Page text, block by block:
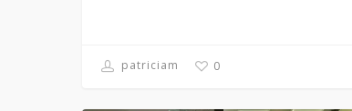
patriciam 0